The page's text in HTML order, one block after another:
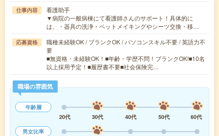
仕事内容
看護助手
▼病院の一般病棟にて看護師さんのサポート！具体的に
は、・器具の洗浄・ベットメイキングやシーツ交換・移…
応募資格
職種未経験OK / ブランクOK / パソコンスキル不要 / 英語力不
要
■無資格・未経験OK！■年齢・学歴不問！ブランクOK!■10名
以上採用予定！■履歴書不要■社会保険完…
職場の雰囲気
年齢層
20代
30代 40代 50代
60代
男女比率